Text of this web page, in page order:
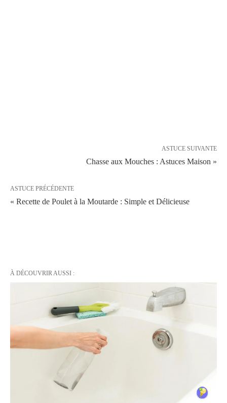
ASTUCE SUIVANTE
Chasse aux Mouches : Astuces Maison »
ASTUCE PRÉCÉDENTE
« Recette de Poulet à la Moutarde : Simple et Délicieuse
À DÉCOUVRIR AUSSI :